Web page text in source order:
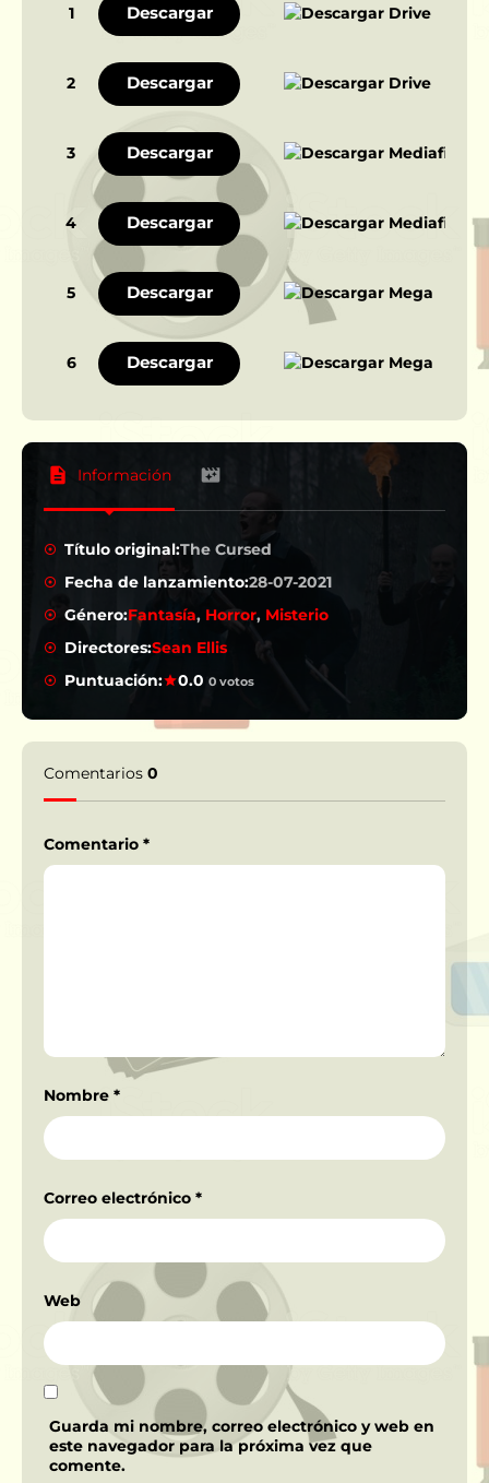
1 Descargar
2 Descargar
3 Descargar
4 Descargar
5 Descargar
6 Descargar
Información
Título original:The Cursed
Fecha de lanzamiento:28-07-2021
Género:Fantasía, Horror, Misterio
Directores:Sean Ellis
Puntuación:
0.0 0 votos
Comentarios 0
Comentario *
Nombre *
Correo electrónico *
Web
Guarda mi nombre, correo electrónico y web en
este navegador para la próxima vez que
comente.